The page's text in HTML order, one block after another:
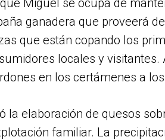
Miguel se ocupa de
ganadera que proveerá
que están copando los
locales y visitantes.
en los certámenes a
la elaboración de quesos
familiar. La